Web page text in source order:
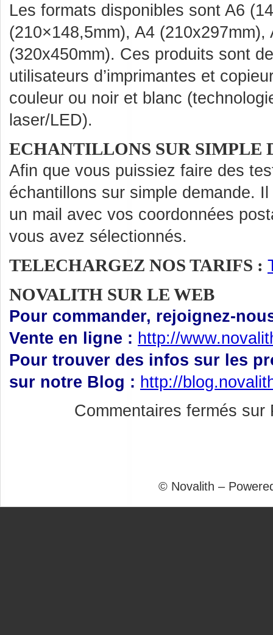
Les formats disponibles sont A6
(210×148,5mm), A4
(320x450mm). Ces produits sont
utilisateurs d’imprimantes et
couleur ou noir et blanc
laser/LED).
ECHANTILLONS SUR SIMPLE
Afin que vous puissiez faire des
échantillons sur simple demande.
un mail avec vos coordonnées
vous avez sélectionnés.
TELECHARGEZ NOS TARIFS :
NOVALITH SUR LE WEB
Pour commander, rejoignez-
Vente en ligne : http://
Pour trouver des infos sur les
sur notre Blog : http://
Commentaires fermés sur
© Novalith –